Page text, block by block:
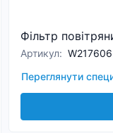
Фільтр
Артикул: W217606
Переглянути